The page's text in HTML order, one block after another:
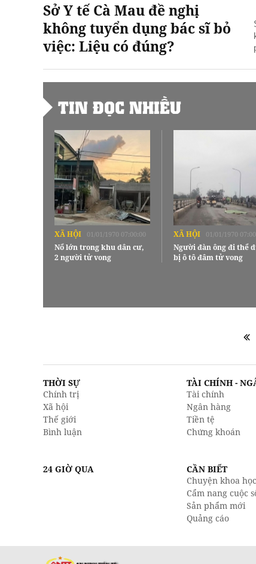
Sở Y tế Cà Mau đề nghị
không tuyển dụng bác sĩ bỏ
việc: Liệu có đúng?
TIN ĐỌC NHIỀU
XÃ HỘI 01/01/1970 07:00:00
Nổ lớn trong khu dân cư,
2 người tử vong
XÃ HỘI 01/01/1970
Người đàn ông đi thể
bị ô tô đâm tử vong
THỜI SỰ
Chính trị
Xã hội
Thế giới
Bình luận
TÀI CHÍNH -
Tài chính
Ngân hàng
Tiền tệ
Chứng khoán
24 GIỜ QUA
CẦN BIẾT
Chuyện khoa học
Cẩm nang cuộc
Sản phẩm mới
Quảng cáo